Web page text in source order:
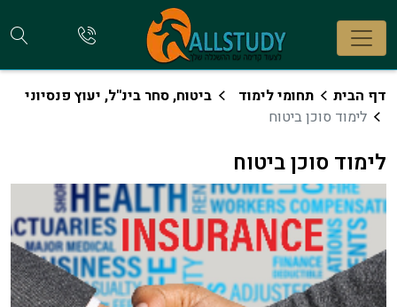
להתקשר
דף הבית תחומי לימוד
ביטוח, סחר בינ''ל, יעוץ פנסיוני
לימוד סוכן ביטוח
לימוד סוכן ביטוח